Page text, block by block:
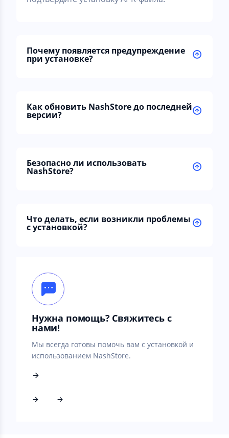
Почему появляется предупреждение
при установке?
Как обновить NashStore до последней
версии?
Безопасно ли использовать
NashStore?
Что делать, если возникли проблемы
с установкой?
Нужна помощь? Свяжитесь с
нами!
Мы всегда готовы помочь вам с установкой и
использованием NashStore.